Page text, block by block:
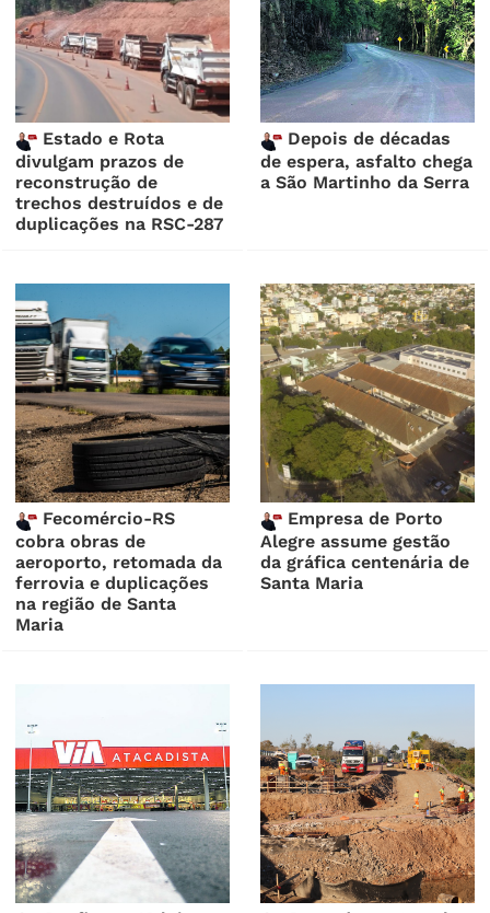
Estado e Rota
divulgam prazos de
reconstrução de
trechos destruídos e de
duplicações na RSC-287
Depois de décadas
de espera, asfalto chega
a São Martinho da Serra
Fecomércio-RS
cobra obras de
aeroporto, retomada da
ferrovia e duplicações
na região de Santa
Maria
Empresa de Porto
Alegre assume gestão
da gráfica centenária de
Santa Maria